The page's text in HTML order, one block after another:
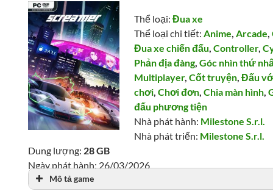
Thể loại:Đua xe
Thể loại chi tiết:Anime,Arcade,
Đua xe chiến đấu,Controller,
Phản địa đàng,Góc nhìn thứ
Multiplayer,Cốt truyện,Đấu
chơi,Chơi đơn,Chia màn hình,
đấu phương tiện
Nhà phát hành: Milestone S.r.l.
Nhà phát triển: Milestone S.r.l.
Dung lượng: 28 GB
Ngày phát hành: 26/03/2026
Lượt xem: 1,248
Mô tả game